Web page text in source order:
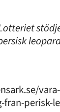
vara-
fran-perisk-